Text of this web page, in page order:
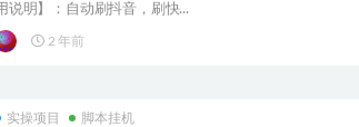
说明】：自动刷抖音，刷快...
2 年前
实操项目 脚本挂机